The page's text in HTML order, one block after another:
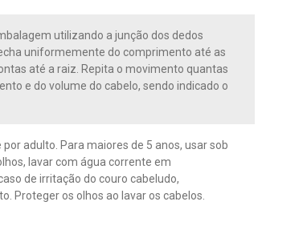
utilizando a junção dos dedos
uniformemente do comprimento até as
até a raiz. Repita o movimento quantas
e do volume do cabelo, sendo indicado o
adulto. Para maiores de 5 anos, usar sob
lavar com água corrente em
de irritação do couro cabeludo,
Proteger os olhos ao lavar os cabelos.